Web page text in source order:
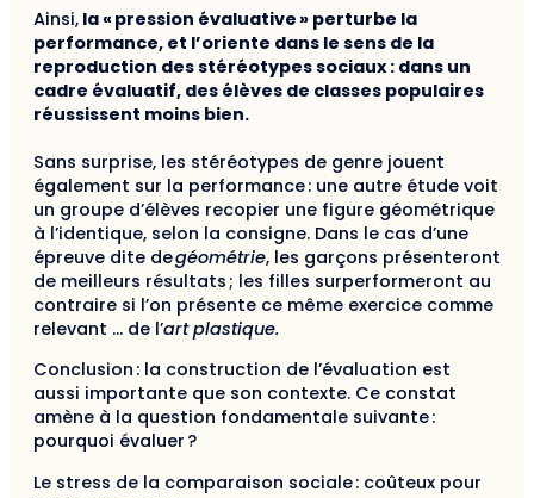
Ainsi, la « pression évaluative » perturbe la
performance, et l’oriente dans le sens de la
reproduction des stéréotypes sociaux : dans un
cadre évaluatif, des élèves de classes populaires
réussissent moins bien.
Sans surprise, les stéréotypes de genre jouent
également sur la performance : une autre étude voit
un groupe d’élèves recopier une figure géométrique
à l’identique, selon la consigne. Dans le cas d’une
épreuve dite degéométrie, les garçons présenteront
de meilleurs résultats ; les filles surperformeront au
contraire si l’on présente ce même exercice comme
relevant … de l’art plastique.
Conclusion : la construction de l’évaluation est
aussi importante que son contexte. Ce constat
amène à la question fondamentale suivante :
pourquoi évaluer ?
Le stress de la comparaison sociale : coûteux pour